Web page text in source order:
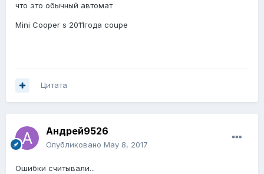
что это обычный автомат
Mini Cooper s 2011года coupe
Цитата
Андрей9526
Опубликовано May 8, 2017
Ошибки считывали...